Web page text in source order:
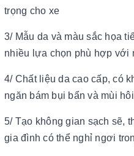
trọng cho xe
3/ Mẫu da và màu sắc họa
nhiều lựa chọn phù hợp với
4/ Chất liệu da cao cấp, có
ngăn bám bụi bẩn và mùi hôi
5/ Tạo không gian sạch sẽ,
gia đình có thể nghỉ ngơi